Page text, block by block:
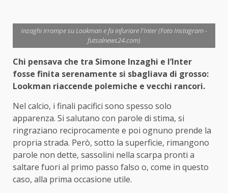
Inzaghi irrompe su Lookman e fa infuriare l'Inter (Foto Instagram -
futsalnews24.com)
Chi pensava che tra Simone Inzaghi e l’Inter
fosse finita serenamente si sbagliava di grosso:
Lookman riaccende polemiche e vecchi rancori.
Nel calcio, i finali pacifici sono spesso solo
apparenza. Si salutano con parole di stima, si
ringraziano reciprocamente e poi ognuno prende la
propria strada. Però, sotto la superficie, rimangono
parole non dette, sassolini nella scarpa pronti a
saltare fuori al primo passo falso o, come in questo
caso, alla prima occasione utile.